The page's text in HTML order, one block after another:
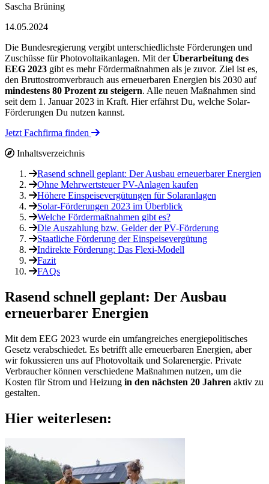
Sascha Brüning
14.05.2024
Die Bundesregierung vergibt unterschiedlichste Förderungen und
Zuschüsse für Photovoltaikanlagen. Mit derÜberarbeitung des
EEG 2023 gibt es mehr Fördermaßnahmen als je zuvor. Ziel ist es,
den Bruttostromverbrauch aus erneuerbaren Energien bis 2030 auf
mindestens 80 Prozent zu steigern. Alle neuen Maßnahmen sind
seit dem 1. Januar 2023 in Kraft. Hier erfährst Du, welche Solar-
Förderungen Du nutzen kannst.
Jetzt Fachfirma finden
Inhaltsverzeichnis
Rasend schnell geplant: Der Ausbau erneuerbarer Energien
Ohne Mehrwertsteuer PV-Anlagen kaufen
Höhere Einspeisevergütungen für Solaranlagen
Solar-Förderungen 2023 im Überblick
Welche Fördermaßnahmen gibt es?
Die Auszahlung bzw. Gelder der PV-Förderung
Staatliche Förderung der Einspeisevergütung
Indirekte Förderung: Das Flexi-Modell
Fazit
FAQs
Rasend schnell geplant: Der Ausbau
erneuerbarer Energien
Mit dem EEG 2023 wurde ein umfangreiches energiepolitisches
Gesetz verabschiedet. Es betrifft alle erneuerbaren Energien, aber
wir fokussieren uns auf Photovoltaik und Solarenergie. Private
Verbraucher können verschiedene Maßnahmen nutzen, um die
Kosten für Strom und Heizung in den nächsten 20 Jahren aktiv zu
gestalten.
Hier weiterlesen: